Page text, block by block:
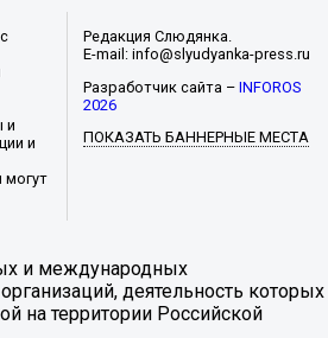
и
и
могут
Редакция Слюдянка.
E-mail: info@slyudyanka-press.ru
Разработчик сайта –INFOROS
2026
ПОКАЗАТЬ БАННЕРНЫЕ МЕСТА
и международных
деятельность которых
на территории Российской